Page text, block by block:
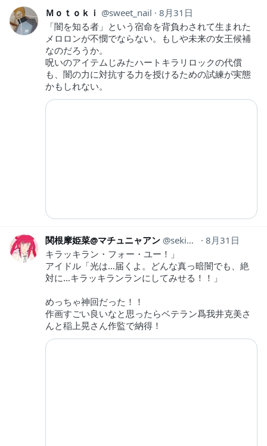
Ｍｏｔｏｋｉ sweet_nail
8月31日
「闇を知る者」という宿命を背負わされて生まれた
メロロンが不憫でならない。もしや未来の女王候補
なのだろうか。
呪いのアイテムじみたハートキラリロックの代償
も、闇の力に対抗する力を授けるための試練が実態
かもしれない。
関根摩姫菜@マチュニャアン sekine_makina
8月31日
キラッキラン・フォー・ユー！」
アイドル「光は…届くよ。どんな真っ暗闇でも、絶
対に…キラッキランランにしてみせる！！」
めっちゃ神回だった！！
作画すごい良いなと思ったらベテラン爲我井克美さ
んと稲上晃さん作監で納得！